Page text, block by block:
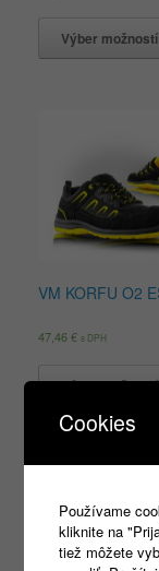
Výber možností
VM KORFU O2
47,46€ s DPH
Výber možností
Products
search
Cookies
Používame
kliknite na
tiež môžete